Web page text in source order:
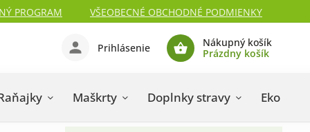
PROGRAM
VŠEOBECNÉ OBCHODNÉ PODMIENKY
Nákupný košík
Prázdny košík
Prihlásenie
Maškrty Doplnky stravy Eko